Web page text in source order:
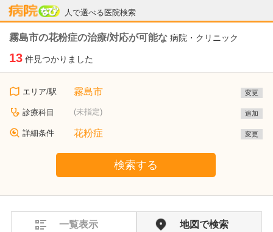
人で選べる医院検索
病院なび
霧島市の花粉症の治療/対応が可能な 病院・クリニック
13 件見つかりました
エリア/駅 霧島市 変更
診療科目 (未指定) 追加
詳細条件 花粉症 変更
検索する
一覧表示 地図で検索